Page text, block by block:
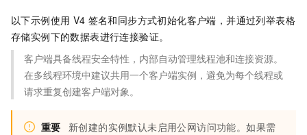
以下示例使用 V4 签名和同步方式初始化客户端，并通过列举表格
存储实例下的数据表进行连接验证。
客户端具备线程安全特性，内部自动管理线程池和连接资源。
在多线程环境中建议共用一个客户端实例，避免为每个线程或
请求重复创建客户端对象。
重要
新创建的实例默认未启用公网访问功能。如果需